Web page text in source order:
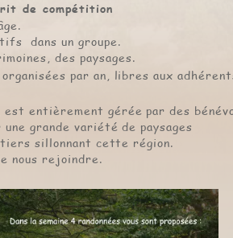
de compétition
dans un groupe.
des paysages.
par an, libres aux
entièrement gérée par des
grande variété de paysages
sillonnant cette région.
nous rejoindre.